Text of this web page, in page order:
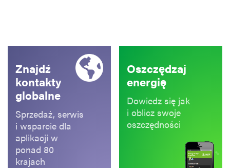
Znajdź
kontakty
globalne
Sprzedaż, serwis
i wsparcie dla
aplikacji w
ponad 80
krajach
Oszczędzaj
energię
Dowiedz się jak
i oblicz swoje
oszczędności